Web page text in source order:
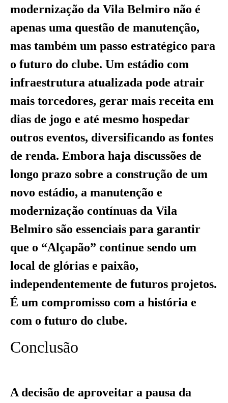
modernização da Vila Belmiro não é
apenas uma questão de manutenção,
mas também um passo estratégico para
o futuro do clube. Um estádio com
infraestrutura atualizada pode atrair
mais torcedores, gerar mais receita em
dias de jogo e até mesmo hospedar
outros eventos, diversificando as fontes
de renda. Embora haja discussões de
longo prazo sobre a construção de um
novo estádio, a manutenção e
modernização contínuas da Vila
Belmiro são essenciais para garantir
que o “Alçapão” continue sendo um
local de glórias e paixão,
independentemente de futuros projetos.
É um compromisso com a história e
com o futuro do clube.
Conclusão
A decisão de aproveitar a pausa da